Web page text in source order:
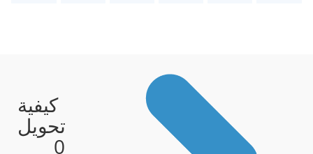
كيفية
تحويل
__0____